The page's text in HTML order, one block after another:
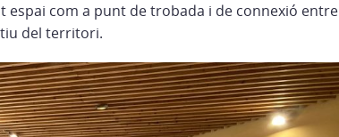
com a punt de trobada i de connexió entre
del territori.